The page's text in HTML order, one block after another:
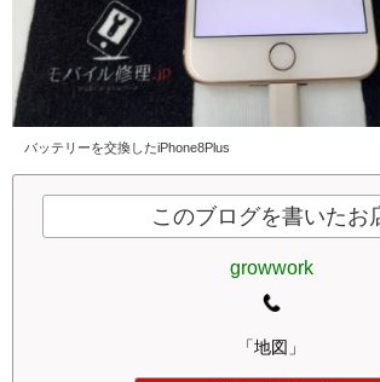
バッテリーを交換したiPhone8Plus
このブログを書いたお
growwork
「地図」